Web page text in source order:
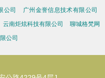
公司
广州金誉信息技术有限公司
云南炬炫科技有限公司
聊城格梵网
公司